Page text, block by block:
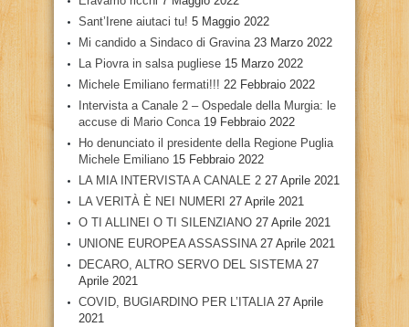
Sant’Irene aiutaci tu! 5 Maggio 2022
Mi candido a Sindaco di Gravina 23 Marzo 2022
La Piovra in salsa pugliese 15 Marzo 2022
Michele Emiliano fermati!!! 22 Febbraio 2022
Intervista a Canale 2 – Ospedale della Murgia: le
accuse di Mario Conca 19 Febbraio 2022
Ho denunciato il presidente della Regione Puglia
Michele Emiliano 15 Febbraio 2022
LA MIA INTERVISTA A CANALE 2 27 Aprile 2021
LA VERITÀ È NEI NUMERI 27 Aprile 2021
O TI ALLINEI O TI SILENZIANO 27 Aprile 2021
UNIONE EUROPEA ASSASSINA 27 Aprile 2021
DECARO, ALTRO SERVO DEL SISTEMA 27
Aprile 2021
COVID, BUGIARDINO PER L’ITALIA 27 Aprile
2021